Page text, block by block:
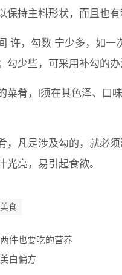
保持主料形状，而且也有
许，勾数 宁少多，如一
勾少些，可采用补勾的办
菜肴，l须在其色泽、口
，凡是涉及勾的，就必须
光亮，易引起食欲。
美食
件也要吃的营养
白偏方